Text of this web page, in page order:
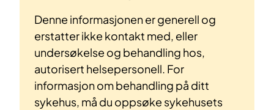
Denne informasjonen er generell og
erstatter ikke kontakt med, eller
undersøkelse og behandling hos,
autorisert helsepersonell. For
informasjon om behandling på ditt
sykehus, må du oppsøke sykehusets